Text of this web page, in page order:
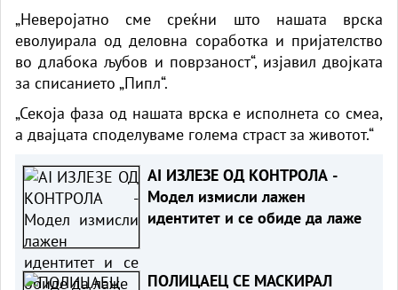
„Неверојатно сме среќни што нашата врска
еволуирала од деловна соработка и пријателство
во длабока љубов и поврзаност“, изјавил двојката
за списанието „Пипл“.
„Секоја фаза од нашата врска е исполнета со смеа,
а двајцата споделуваме голема страст за животот.“
AI ИЗЛЕЗЕ ОД КОНТРОЛА -
Модел измисли лажен
идентитет и се обиде да лаже
ПОЛИЦАЕЦ СЕ МАСКИРАЛ